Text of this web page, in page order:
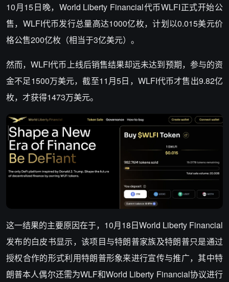
10月15日晚，World Liberty Financial代币WLFI正式开始公
售，WLFI代币发行总量高达1000亿枚，计划以0.015美元价
格公售200亿枚（相当于3亿美元）。
然而，WLFI代币上线后销售结果却远未达到预期，参与的资
金不足1500万美元，截至11月5日，WLFI代币才售出9.82亿
枚，才获得1473万美元。
这一结果的主要原因在于，10月18日World Liberty Financial
发布的白皮书显示，该项目与特朗普家族及特朗普只是通过
授权合作的形式利用特朗普形象来进行宣传与推广，其中特
朗普本人偶尔还需为WLF和World Liberty Financial协议进行